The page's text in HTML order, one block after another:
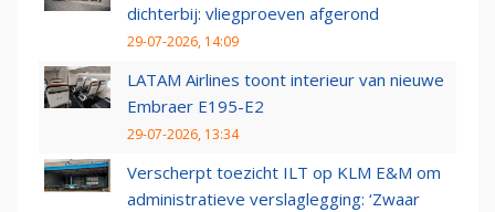
dichterbij: vliegproeven afgerond
29-07-2026, 14:09
LATAM Airlines toont interieur van nieuwe
Embraer E195-E2
29-07-2026, 13:34
Verscherpt toezicht ILT op KLM E&M om
administratieve verslaglegging: ‘Zwaar